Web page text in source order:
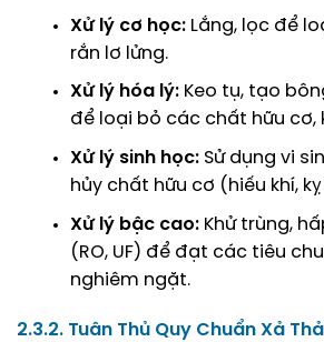
Xử lý cơ học: Lắng, lọc để
rắn lơ lửng.
Xử lý hóa lý: Keo tụ, tạo
để loại bỏ các chất hữu cơ,
Xử lý sinh học: Sử dụng vi
hủy chất hữu cơ (hiếu khí,
Xử lý bậc cao: Khử trùng,
(RO, UF) để đạt các tiêu
nghiêm ngặt.
2.3.2. Tuân Thủ Quy Chuẩn Xả